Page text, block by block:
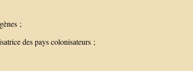
;
des pays colonisateurs ;